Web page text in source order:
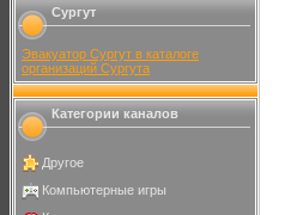
Сургут
Эвакуатор Сургут в каталоге
организаций Сургута
Категории каналов
Другое
Компьютерные игры